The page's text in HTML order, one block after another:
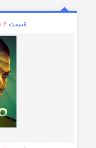
قسمت ۶ (زیرنویس)